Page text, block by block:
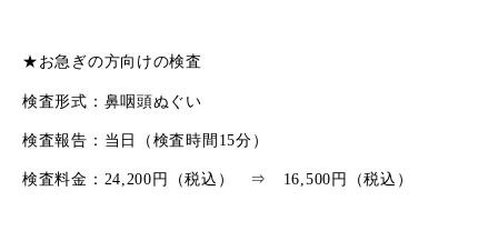
★お急ぎの方向けの検査
検査形式：鼻咽頭ぬぐい
検査報告：当日（検査時間15分）
検査料金：24,200円（税込） ⇒ 16,500円（税込）